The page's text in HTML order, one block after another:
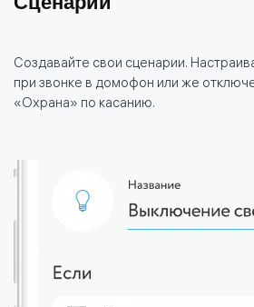
Создавайте свои сценарии.
при звонке в домофон или же
«Охрана» по касанию.